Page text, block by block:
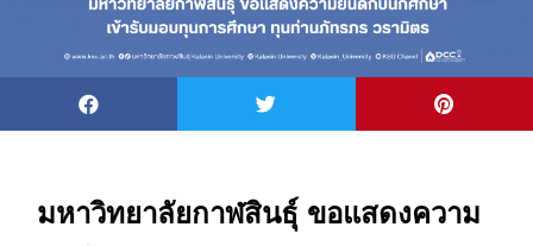
มหาวิทยาลัยกาฬสินธุ์ ขอแสดงความ